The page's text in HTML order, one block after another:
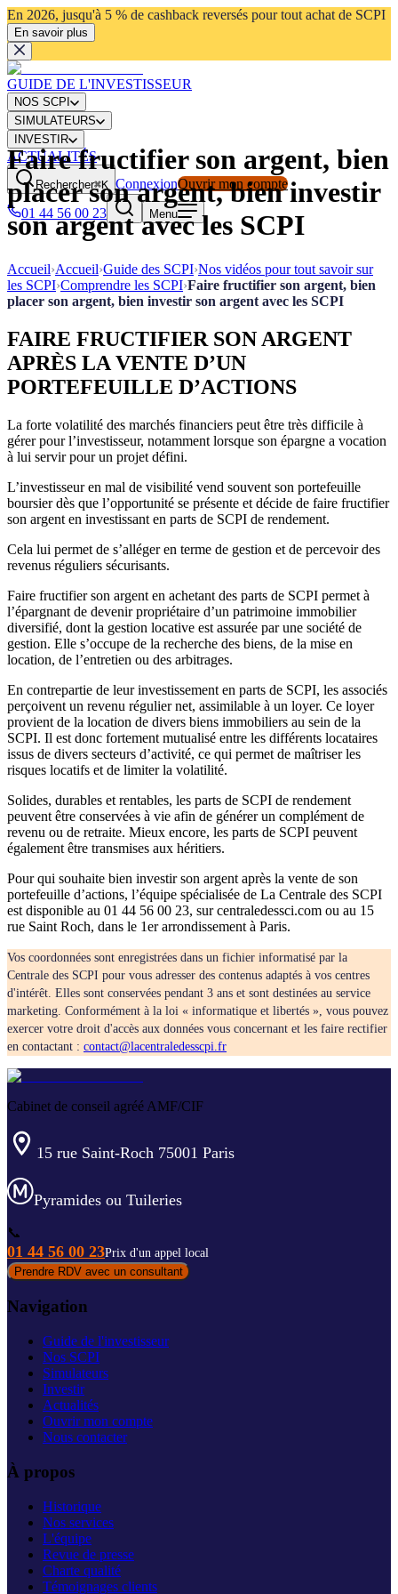
En 2026, jusqu'à 5 % de cashback reversés pour tout achat de SCPI
En savoir plus
GUIDE DE L'INVESTISSEUR
NOS SCPI
SIMULATEURS
INVESTIR
ACTUALITÉS
Rechercher⌘K ConnexionOuvrir mon compte
01 44 56 00 23
Menu
Faire fructifier son argent, bien
placer son argent, bien investir
son argent avec les SCPI
Accueil›Accueil›Guide des SCPI›Nos vidéos pour tout savoir sur
les SCPI›Comprendre les SCPI›Faire fructifier son argent, bien
placer son argent, bien investir son argent avec les SCPI
FAIRE FRUCTIFIER SON ARGENT
APRÈS LA VENTE D’UN
PORTEFEUILLE D’ACTIONS
La forte volatilité des marchés financiers peut être très difficile à
gérer pour l’investisseur, notamment lorsque son épargne a vocation
à lui servir pour un projet défini.
L’investisseur en mal de visibilité vend souvent son portefeuille
boursier dès que l’opportunité se présente et décide de faire fructifier
son argent en investissant en parts de SCPI de rendement.
Cela lui permet de s’alléger en terme de gestion et de percevoir des
revenus réguliers sécurisants.
Faire fructifier son argent en achetant des parts de SCPI permet à
l’épargnant de devenir propriétaire d’un patrimoine immobilier
diversifié, dont la gestion locative est assurée par une société de
gestion. Elle s’occupe de la recherche des biens, de la mise en
location, de l’entretien ou des arbitrages.
En contrepartie de leur investissement en parts de SCPI, les associés
perçoivent un revenu régulier net, assimilable à un loyer. Ce loyer
provient de la location de divers biens immobiliers au sein de la
SCPI. Il est donc fortement mutualisé entre les différents locataires
issus de divers secteurs d’activité, ce qui permet de maîtriser les
risques locatifs et de limiter la volatilité.
Solides, durables et rentables, les parts de SCPI de rendement
peuvent être conservées à vie afin de générer un complément de
revenu ou de retraite. Mieux encore, les parts de SCPI peuvent
également être transmises aux héritiers.
Pour qui souhaite bien investir son argent après la vente de son
portefeuille d’actions, l’équipe spécialisée de La Centrale des SCPI
est disponible au 01 44 56 00 23, sur centraledessci.com ou au 15
rue Saint Roch, dans le 1er arrondissement à Paris.
Vos coordonnées sont enregistrées dans un fichier informatisé par la
Centrale des SCPI pour vous adresser des contenus adaptés à vos centres
d'intérêt. Elles sont conservées pendant 3 ans et sont destinées au service
marketing. Conformément à la loi « informatique et libertés », vous pouvez
exercer votre droit d'accès aux données vous concernant et les faire rectifier
en contactant : contact@lacentraledesscpi.fr
Cabinet de conseil agréé AMF/CIF
15 rue Saint-Roch 75001 Paris
Pyramides ou Tuileries
📞
01 44 56 00 23Prix d'un appel local
Prendre RDV avec un consultant
Navigation
Guide de l'investisseur
Nos SCPI
Simulateurs
Investir
Actualités
Ouvrir mon compte
Nous contacter
À propos
Historique
Nos services
L'équipe
Revue de presse
Charte qualité
Témoignages clients